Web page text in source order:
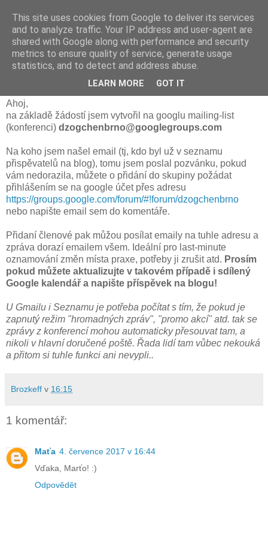
úterý 4. července 2017
Mailing-list
Ahoj,
na základě žádostí jsem vytvořil na googlu mailing-list
(konferenci) dzogchenbrno@googlegroups.com
Na koho jsem našel email (tj, kdo byl už v seznamu
přispěvatelů na blog), tomu jsem poslal pozvánku, pokud
vám nedorazila, můžete o přidání do skupiny požádat
přihlášením se na google účet přes adresu
https://groups.google.com/forum/#!forum/dzogchenbrno
nebo napište email sem do komentáře.
Přidaní členové pak můžou posílat emaily na tuhle adresu a
zpráva dorazí emailem všem. Ideální pro last-minute
oznamování změn místa praxe, potřeby ji zrušit atd. Prosím
pokud můžete aktualizujte v takovém případě i sdílený
Google kalendář a napište příspěvek na blogu!
U Gmailu i Seznamu je potřeba počítat s tím, že pokud je
zapnutý režim "hromadných zpráv", "promo akcí" atd. tak se
zprávy z konferencí mohou automaticky přesouvat tam, a
nikoli v hlavní doručené poště. Řada lidí tam vůbec nekouká
a přitom si tuhle funkci ani nevypli..
Brozkeff v 16:15
1 komentář:
Maťa 4. července 2017 v 16:44
Vďaka, Marťo! :)
Odpovědět
This site uses cookies from Google to deliver its services
and to analyze traffic. Your IP address and user-agent are
shared with Google along with performance and security
metrics to ensure quality of service, generate usage
statistics, and to detect and address abuse.
LEARN MORE GOT IT